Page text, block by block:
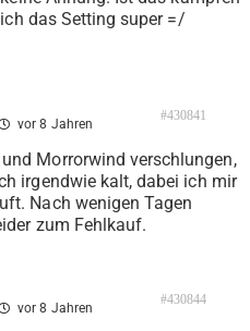
das Setting super =/
vor 8 Jahren
#430841
Morrorwind verschlungen,
irgendwie kalt, dabei ich mir
Nach wenigen Tagen
zum Fehlkauf.
vor 8 Jahren
#430844